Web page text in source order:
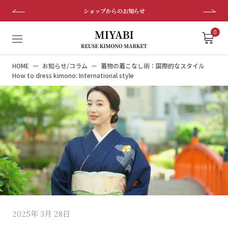
し
ン
テ
ン
ツ
に
移
動
す
る
ショップからのお知らせ
0
HOME お知らせ/コラム
着物の着こなし術：国際的なスタイル
How to dress kimono: International style
2025年 3月 28日